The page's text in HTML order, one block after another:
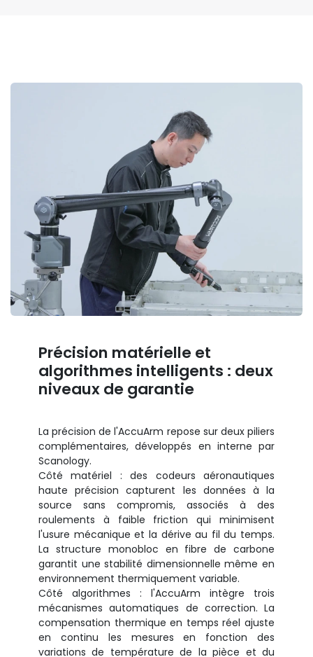
Précision matérielle et
algorithmes intelligents : deux
niveaux de garantie
La précision de l'AccuArm repose sur deux piliers
complémentaires, développés en interne par
Scanology.
Côté matériel : des codeurs aéronautiques
haute précision capturent les données à la
source sans compromis, associés à des
roulements à faible friction qui minimisent
l'usure mécanique et la dérive au fil du temps.
La structure monobloc en fibre de carbone
garantit une stabilité dimensionnelle même en
environnement thermiquement variable.
Côté algorithmes : l'AccuArm intègre trois
mécanismes automatiques de correction. La
compensation thermique en temps réel ajuste
en continu les mesures en fonction des
variations de température de la pièce et du